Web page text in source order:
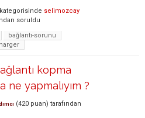
kategorisinde selimozcay
soruldu
bağlantı-sorunu
kopma
ne yapmalıyım ?
(420 puan) tarafından